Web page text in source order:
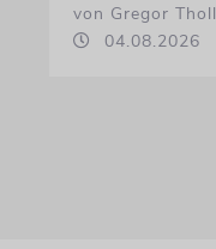
von Gregor Tholl
04.08.2026